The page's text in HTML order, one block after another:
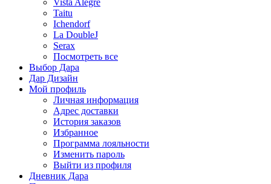
Vista Alegre
Taitu
Ichendorf
La DoubleJ
Serax
Посмотреть все
Выбор Дара
Дар Дизайн
Мой профиль
Личная информация
Адрес доставки
История заказов
Избранное
Программа лояльности
Изменить пароль
Выйти из профиля
Дневник Дара